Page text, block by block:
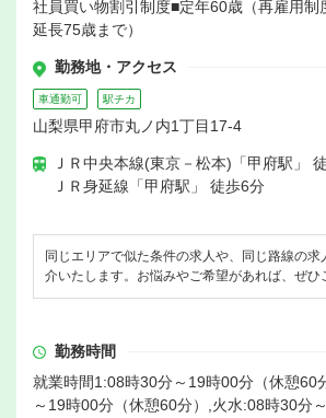
社員買い物割引制度■定年60歳（再雇用制
延長75歳まで）
勤務地・アクセス
車通勤可 駅チカ
山梨県甲府市丸ノ内1丁目17-4
ＪＲ中央本線(東京－松本)「甲府駅」
ＪＲ身延線「甲府駅」 徒歩6分
同じエリアで似た条件の求人や、同じ路線の
介いたします。お悩みやご希望があれば、ぜひ
勤務時間
就業時間1:08時30分～19時00分（休憩60
～19時00分（休憩60分）,火水:08時30分